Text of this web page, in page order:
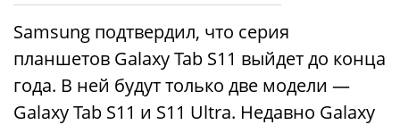
Samsung подтвердил, что серия
планшетов Galaxy Tab S11 выйдет до конца
года. В ней будут только две модели —
Galaxy Tab S11 и S11 Ultra. Недавно Galaxy